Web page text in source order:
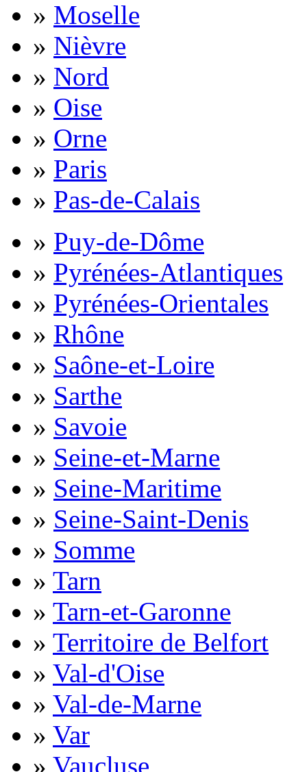
» Moselle
» Nièvre
» Nord
» Oise
» Orne
» Paris
» Pas-de-Calais
» Puy-de-Dôme
» Pyrénées-Atlantiques
» Pyrénées-Orientales
» Rhône
» Saône-et-Loire
» Sarthe
» Savoie
» Seine-et-Marne
» Seine-Maritime
» Seine-Saint-Denis
» Somme
» Tarn
» Tarn-et-Garonne
» Territoire de Belfort
» Val-d'Oise
» Val-de-Marne
» Var
» Vaucluse